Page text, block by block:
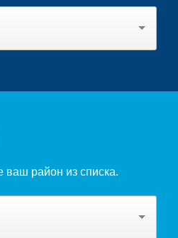
ваш район из списка.